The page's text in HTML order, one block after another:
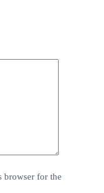
browser for the